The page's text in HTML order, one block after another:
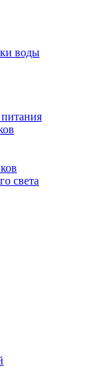
воды
света